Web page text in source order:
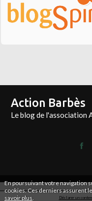
En poursuivant votre navigation
cookies. Ces derniers assurent
savoir plus
Action Barbès
Le blog de l'association
Déclarer un